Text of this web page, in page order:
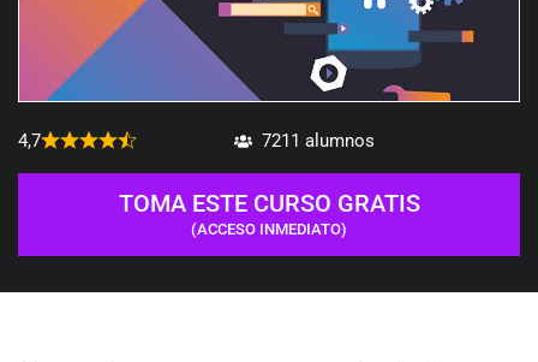
4,7 7211 alumnos
TOMA ESTE CURSO GRATIS
(ACCESO INMEDIATO)